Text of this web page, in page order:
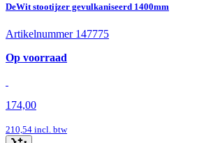
DeWit stootijzer gevulkaniseerd 1400mm
Artikelnummer 147775
Op voorraad
174,00
210,54 incl. btw